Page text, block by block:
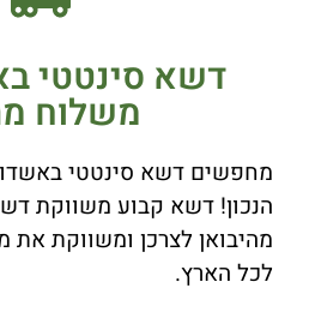
דשא סינטטי
משלוח
מחפשים דשא סינטטי
הנכון! דשא קבוע משווקת
מהיבואן לצרכן ומשווקת את
לכל הארץ.